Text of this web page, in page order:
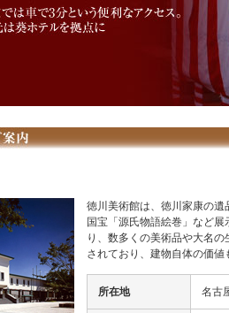
徳川美術館は、徳川家康の
国宝「源氏物語絵巻」など
り、数多くの美術品や大名
されており、建物自体の価値
所在地 名古